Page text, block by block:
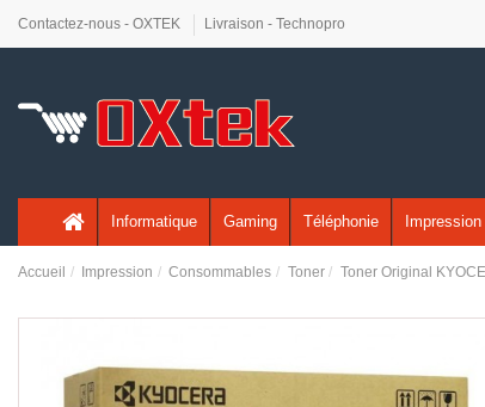
Contactez-nous - OXTEK Livraison - Technopro
Informatique Gaming Téléphonie Impression
Accueil Impression Consommables Toner Toner Original